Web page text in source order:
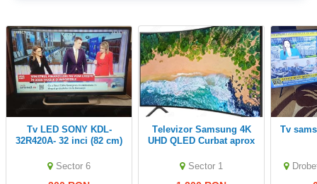
Tv LED SONY KDL-
32R420A- 32 inci (82 cm)
sleem
Sector 6
Televizor Samsung 4K
UHD QLED Curbat aprox
Sector 1
tv samsung qled 125cm